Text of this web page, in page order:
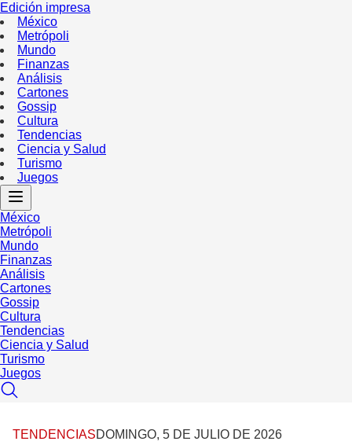
Edición impresa
México
Metrópoli
Mundo
Finanzas
Análisis
Cartones
Gossip
Cultura
Tendencias
Ciencia y Salud
Turismo
Juegos
México
Metrópoli
Mundo
Finanzas
Análisis
Cartones
Gossip
Cultura
Tendencias
Ciencia y Salud
Turismo
Juegos
TENDENCIASDOMINGO, 5 DE JULIO DE 2026